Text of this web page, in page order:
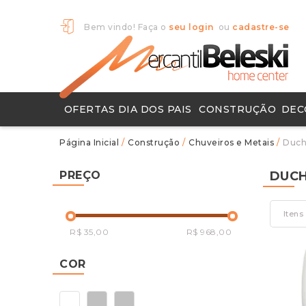
Bem vindo! Faça o seu login ou cadastre-se
OFERTAS DIA DOS PAIS CONSTRUÇÃO
/ Construção / Chuveiros e Metais /
PREÇO
R$ 35,00 R$ 968,00
COR
Itens